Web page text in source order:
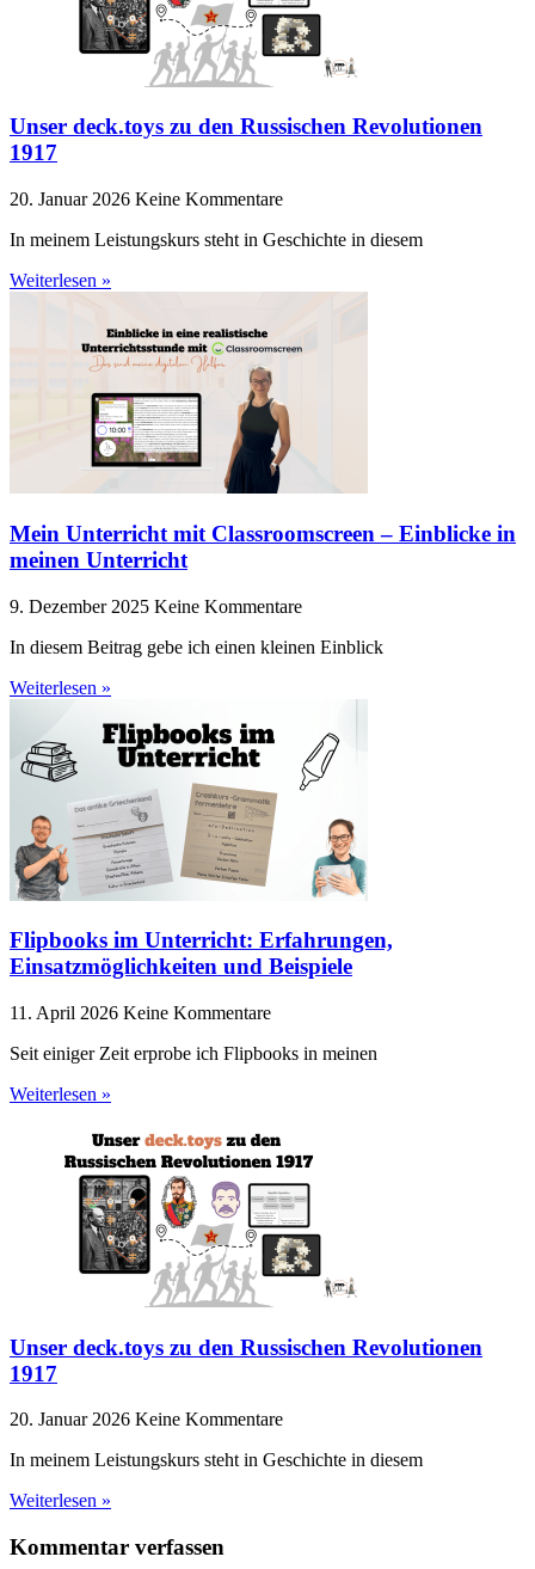
Unser deck.toys zu den Russischen Revolutionen
1917
20. Januar 2026 Keine Kommentare
In meinem Leistungskurs steht in Geschichte in diesem
Weiterlesen »
Mein Unterricht mit Classroomscreen – Einblicke in
meinen Unterricht
9. Dezember 2025 Keine Kommentare
In diesem Beitrag gebe ich einen kleinen Einblick
Weiterlesen »
Flipbooks im Unterricht: Erfahrungen,
Einsatzmöglichkeiten und Beispiele
11. April 2026 Keine Kommentare
Seit einiger Zeit erprobe ich Flipbooks in meinen
Weiterlesen »
Unser deck.toys zu den Russischen Revolutionen
1917
20. Januar 2026 Keine Kommentare
In meinem Leistungskurs steht in Geschichte in diesem
Weiterlesen »
Kommentar verfassen